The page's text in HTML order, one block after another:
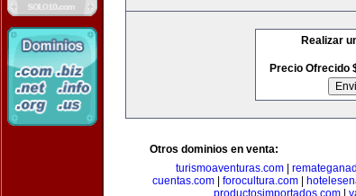
Realizar
Precio Ofrecido
Otros dominios en venta:
turismoaventuras.com|
cuentas.com
forocultura.com
productosimportados.com